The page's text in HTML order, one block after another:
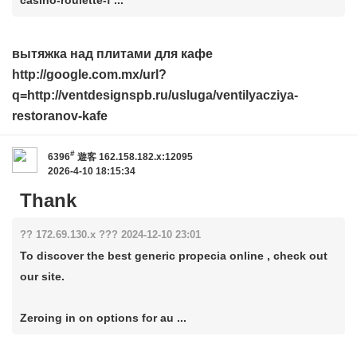
вытяжка над плитами для кафе
http://google.com.mx/url?
q=http://ventdesignspb.ru/usluga/ventilyacziya-
restoranov-kafe
6396# 遊客 162.158.182.x:12095
2026-4-10 18:15:34
Thank
?? 172.69.130.x ??? 2024-12-10 23:01
To discover the best generic propecia online , check out
our site.
Zeroing in on options for au ...